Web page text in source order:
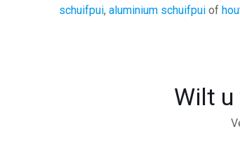
schuifpui, aluminium schuifpuiof
Wilt